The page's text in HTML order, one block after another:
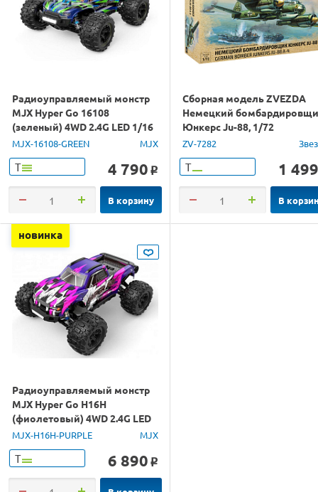
Радиоуправляемый монстр
MJX Hyper Go 16108
(зеленый) 4WD 2.4G LED 1/16
RTR
MJX-16108-GREEN MJX
Т 4 790 o
В корзину
Сборная модель ZVEZDA
Немецкий
Юнкерс Ju-88, 1/72
ZV-7282
Т 1 499
В
новинка
Радиоуправляемый монстр
MJX Hyper Go H16H
(фиолетовый) 4WD 2.4G LED
GPS 1/16 RTR
MJX-H16H-PURPLE MJX
Т 6 890 o